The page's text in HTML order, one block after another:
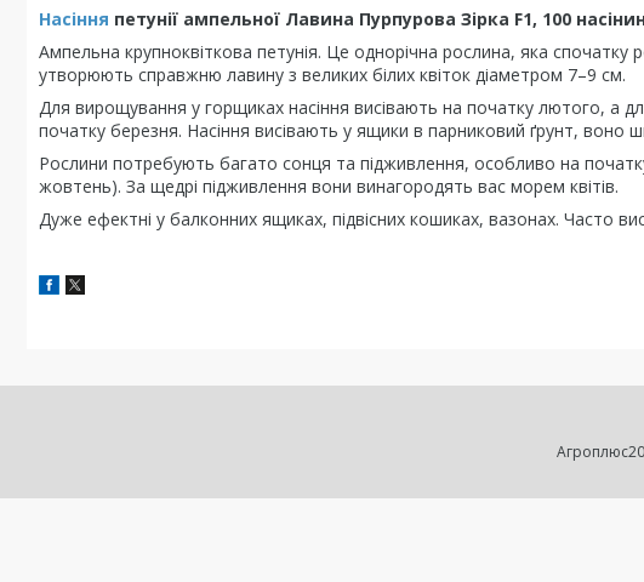
Насіння петунії ампельної Лавина Пурпурова Зірка F1, 100
Ампельна крупноквіткова петунія. Це однорічна рослина, яка спочатку
утворюють справжню лавину з великих білих квіток діаметром 7–9 см.
Для вирощування у горщиках насіння висівають на початку лютого, а
початку березня. Насіння висівають у ящики в парниковий ґрунт, воно
Рослини потребують багато сонця та підживлення, особливо на
жовтень). За щедрі підживлення вони винагородять вас морем квітів.
Дуже ефектні у балконних ящиках, підвісних кошиках, вазонах. Часто